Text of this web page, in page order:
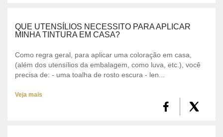
QUE UTENSÍLIOS NECESSITO PARA APLICAR
MINHA TINTURA EM CASA?
Como regra geral, para aplicar uma coloração em casa,
(além dos utensílios da embalagem, como luva, etc.), você
precisa de: - uma toalha de rosto escura - len...
Veja mais